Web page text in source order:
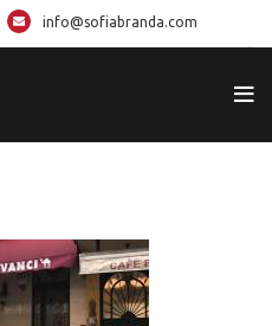
info@sofiabranda.com